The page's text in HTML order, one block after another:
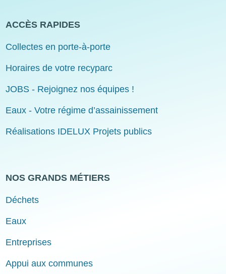
ACCÈS RAPIDES
Collectes en porte-à-porte
Horaires de votre recyparc
JOBS - Rejoignez nos équipes !
Eaux - Votre régime d’assainissement
Réalisations IDELUX Projets publics
NOS GRANDS MÉTIERS
Déchets
Eaux
Entreprises
Appui aux communes